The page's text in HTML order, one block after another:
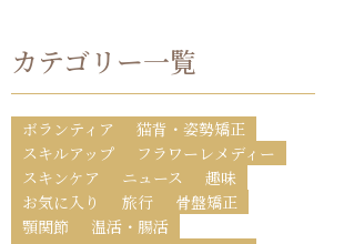
カテゴリー一覧
ボランティア
猫背・姿勢矯正
スキルアップ
フラワーレメディー
スキンケア
ニュース
趣味
お気に入り
旅行
骨盤矯正
顎関節
温活・腸活